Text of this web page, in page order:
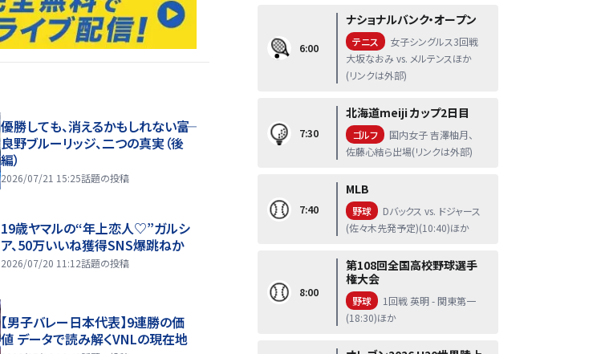
優勝しても、消えるかもしれない――富
良野ブルーリッジ、二つの真実（後
編）
2026/07/21 15:25話題の投稿
19歳ヤマルの“年上恋人♡”ガルシ
ア、50万いいね獲得SNS爆跳ねか
2026/07/20 11:12話題の投稿
【男子バレー日本代表】9連勝の価
値 データで読み解くVNLの現在地
6:00
ナショナルバンク・オープン
テニス
女子シングルス3回戦
大坂なおみ vs. メルテンスほか
(リンクは外部)
7:30
北海道meiji カップ2日目
ゴルフ
国内女子 吉澤柚月、
佐藤心結ら出場(リンクは外部)
7:40
MLB
野球
Dバックス vs. ドジャース
(佐々木先発予定)(10:40)ほか
8:00
第108回全国高校野球選手
権大会
野球
1回戦 英明 - 関東第一
(18:30)ほか